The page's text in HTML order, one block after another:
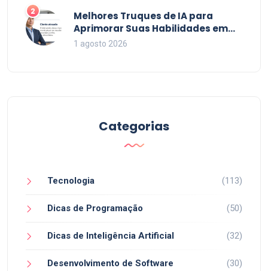
2
Melhores Truques de IA para
Aprimorar Suas Habilidades em
2026
1 agosto 2026
Categorias
Tecnologia (113)
Dicas de Programação (50)
Dicas de Inteligência Artificial (32)
Desenvolvimento de Software (30)